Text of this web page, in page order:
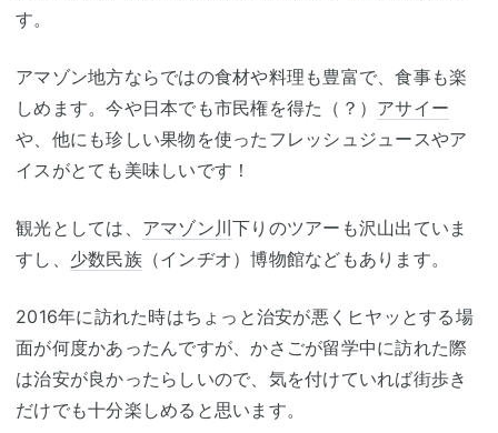
す。
アマゾン地方ならではの食材や料理も豊富で、食事も楽
しめます。今や日本でも市民権を得た（？） アサイー
や、他にも珍しい果物を使ったフレッシュジュースやア
イスがとても美味しいです！
観光としては、 アマゾン川 下りのツアーも沢山出ていま
すし、 少数民族（インヂオ）博物館などもあります。
2016年に訪れた時はちょっと治安が悪くヒヤッとする場
面が何度かあったんですが、かさごが留学中に訪れた際
は治安が良かったらしいので、気を付けていれば街歩き
だけでも十分楽しめると思います。